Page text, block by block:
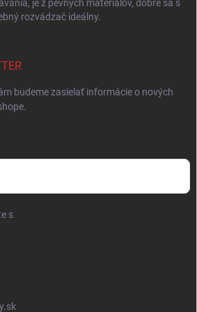
je z pevných materiálov, dobre sa s
rozvádzač ideálny.
budeme zasielať informácie o nových
s